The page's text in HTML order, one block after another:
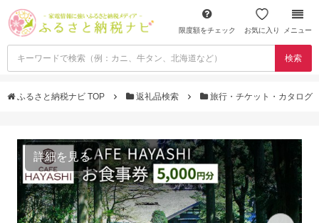
限度額をチェック お気に入り メニュー
検索
ふるさと納税ナビ TOP 返礼品検索 旅行・チケット・カタログ
詳細を見る